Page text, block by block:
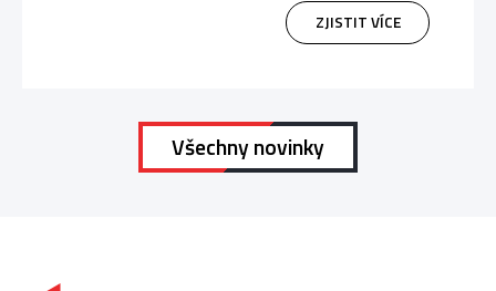
ZJISTIT VÍCE
Všechny novinky